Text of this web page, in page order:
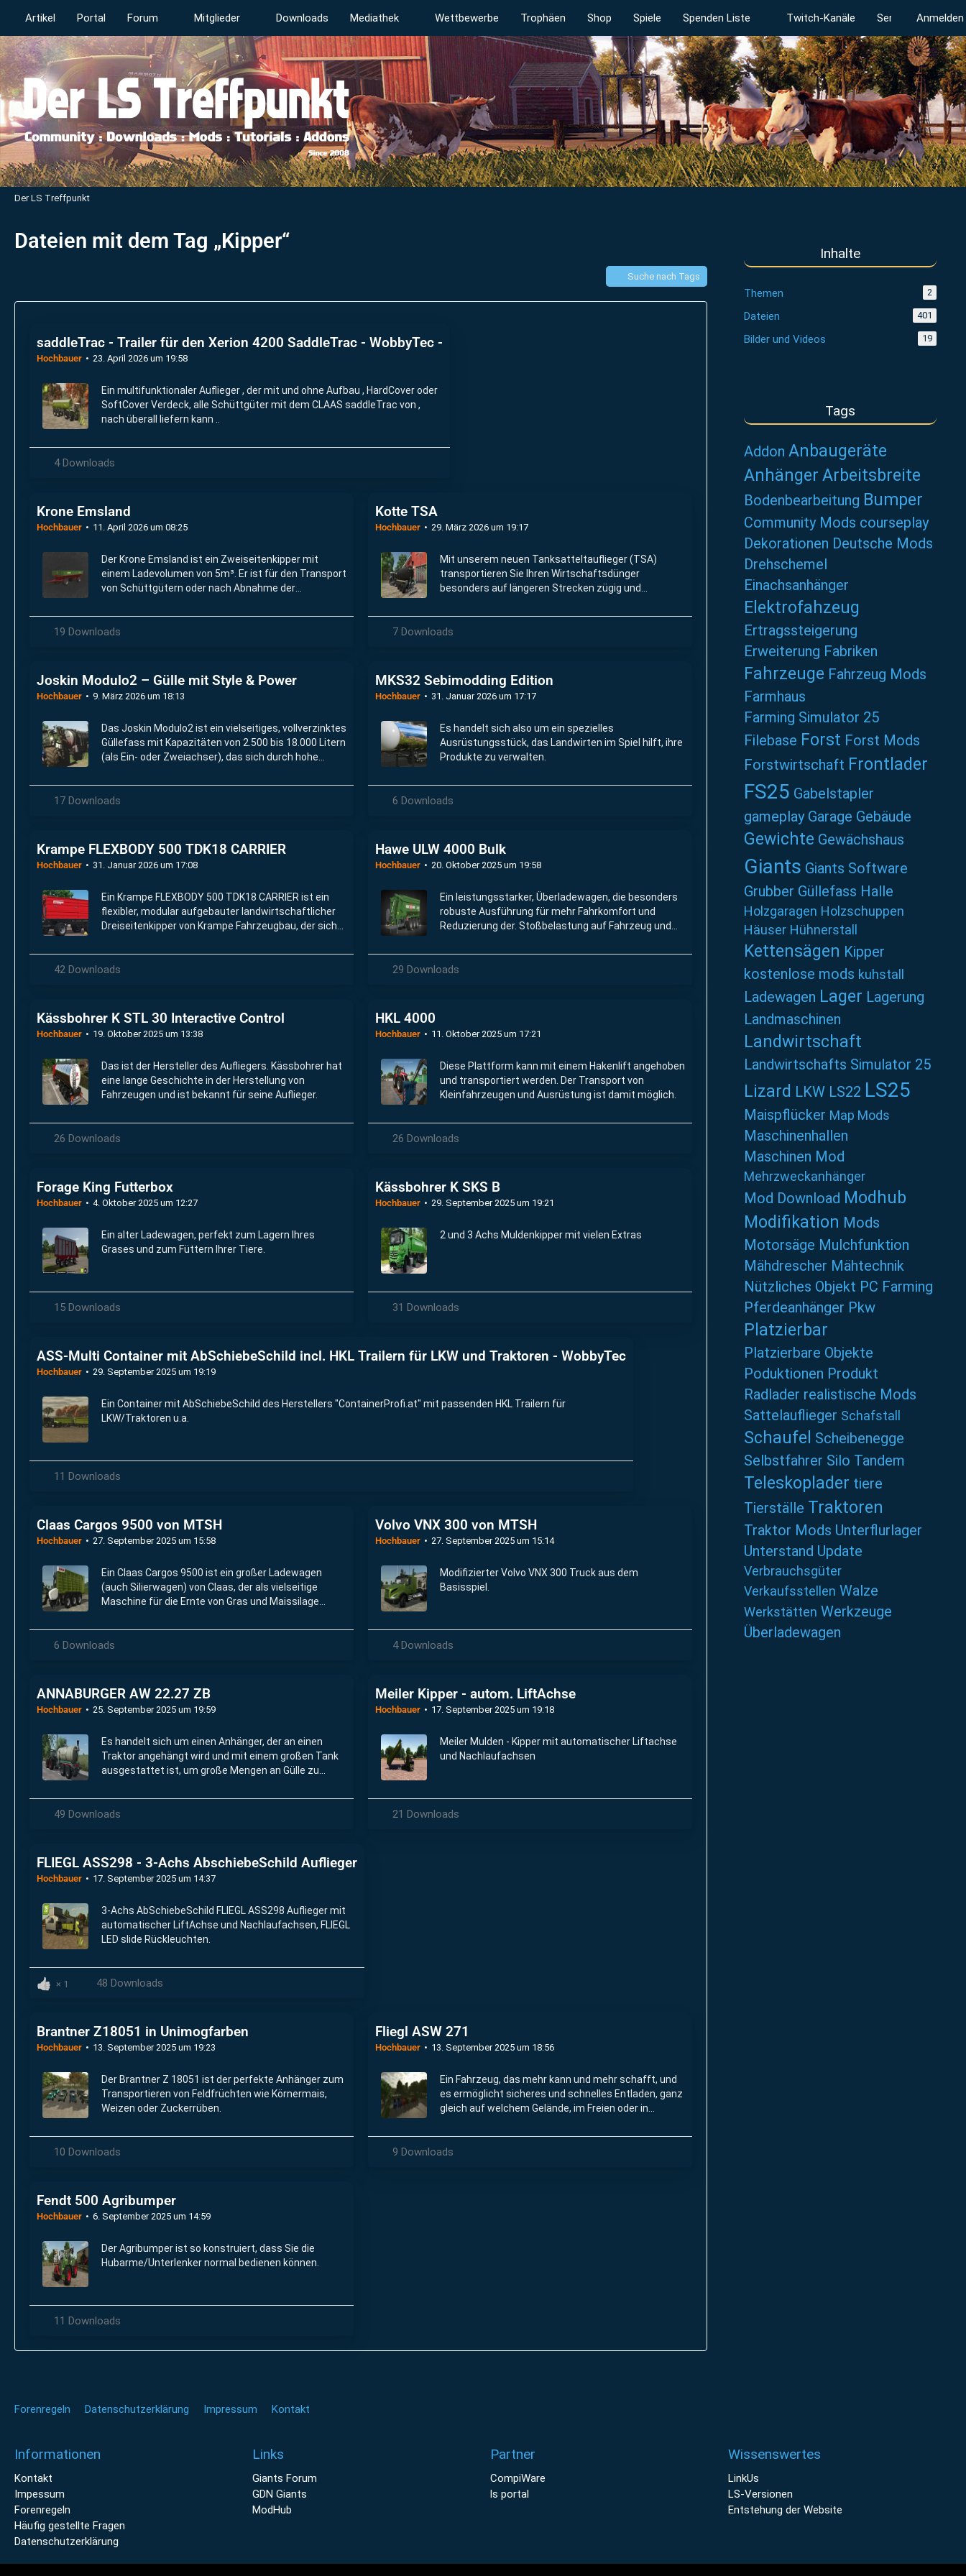
Artikel Portal Forum Mitglieder Downloads Mediathek Wettbewerbe Trophäen Shop Spiele Spenden Liste Twitch-Kanäle ServerstatusAnmelden
Der LS Treffpunkt
Dateien mit dem Tag „Kipper“
Suche nach Tags
saddleTrac - Trailer für den Xerion 4200 SaddleTrac - WobbyTec -
Hochbauer 23. April 2026 um 19:58
Ein multifunktionaler Auflieger , der mit und ohne Aufbau , HardCover oder
SoftCover Verdeck, alle Schüttgüter mit dem CLAAS saddleTrac von ,
nach überall liefern kann ..
4 Downloads
Krone Emsland
Hochbauer 11. April 2026 um 08:25
Der Krone Emsland ist ein Zweiseitenkipper mit
einem Ladevolumen von 5m³. Er ist für den Transport
von Schüttgütern oder nach Abnahme der
oder Ballen geeignet.
19 Downloads
Kotte TSA
Hochbauer 29. März 2026 um 19:17
Mit unserem neuen Tanksatteltauflieger (TSA)
transportieren Sie Ihren Wirtschaftsdünger
besonders auf längeren Strecken zügig und
7 Downloads
Joskin Modulo2 – Gülle mit Style & Power
Hochbauer 9. März 2026 um 18:13
Das Joskin Modulo2 ist ein vielseitiges, vollverzinktes
Güllefass mit Kapazitäten von 2.500 bis 18.000 Litern
(als Ein- oder Zweiachser), das sich durch hohe
17 Downloads
MKS32 Sebimodding Edition
Hochbauer 31. Januar 2026 um 17:17
Es handelt sich also um ein spezielles
Ausrüstungsstück, das Landwirten im Spiel hilft, ihre
Produkte zu verwalten.
6 Downloads
Krampe FLEXBODY 500 TDK18 CARRIER
Hochbauer 31. Januar 2026 um 17:08
Ein Krampe FLEXBODY 500 TDK18 CARRIER ist ein
flexibler, modular aufgebauter landwirtschaftlicher
Dreiseitenkipper von Krampe Fahrzeugbau, der sich
42 Downloads
Hawe ULW 4000 Bulk
Hochbauer 20. Oktober 2025 um 19:58
Ein leistungsstarker, Überladewagen, die besonders
robuste Ausführung für mehr Fahrkomfort und
Reduzierung der. Stoßbelastung auf Fahrzeug und
29 Downloads
Kässbohrer K STL 30 Interactive Control
Hochbauer 19. Oktober 2025 um 13:38
Das ist der Hersteller des Aufliegers. Kässbohrer hat
eine lange Geschichte in der Herstellung von
Fahrzeugen und ist bekannt für seine Auflieger.
26 Downloads
HKL 4000
Hochbauer 11. Oktober 2025 um 17:21
Diese Plattform kann mit einem Hakenlift angehoben
und transportiert werden. Der Transport von
Kleinfahrzeugen und Ausrüstung ist damit möglich.
26 Downloads
Forage King Futterbox
Hochbauer 4. Oktober 2025 um 12:27
Ein alter Ladewagen, perfekt zum Lagern Ihres
Grases und zum Füttern Ihrer Tiere.
15 Downloads
Kässbohrer K SKS B
Hochbauer 29. September 2025 um 19:21
2 und 3 Achs Muldenkipper mit vielen Extras
31 Downloads
ASS-Multi Container mit AbSchiebeSchild incl. HKL Trailern für LKW und Traktoren - WobbyTec
Hochbauer 29. September 2025 um 19:19
Ein Container mit AbSchiebeSchild des Herstellers "ContainerProfi.at" mit passenden HKL Trailern für
LKW/Traktoren u.a.
11 Downloads
Claas Cargos 9500 von MTSH
Hochbauer 27. September 2025 um 15:58
Ein Claas Cargos 9500 ist ein großer Ladewagen
(auch Silierwagen) von Claas, der als vielseitige
Maschine für die Ernte von Gras und Maissilage
6 Downloads
Volvo VNX 300 von MTSH
Hochbauer 27. September 2025 um 15:14
Modifizierter Volvo VNX 300 Truck aus dem
Basisspiel.
4 Downloads
ANNABURGER AW 22.27 ZB
Hochbauer 25. September 2025 um 19:59
Es handelt sich um einen Anhänger, der an einen
Traktor angehängt wird und mit einem großen Tank
ausgestattet ist, um große Mengen an Gülle zu
49 Downloads
Meiler Kipper - autom. LiftAchse
Hochbauer 17. September 2025 um 19:18
Meiler Mulden - Kipper mit automatischer Liftachse
und Nachlaufachsen
21 Downloads
FLIEGL ASS298 - 3-Achs AbschiebeSchild Auflieger
Hochbauer 17. September 2025 um 14:37
3-Achs AbSchiebeSchild FLIEGL ASS298 Auflieger mit
automatischer LiftAchse und Nachlaufachsen, FLIEGL
LED slide Rückleuchten.
1 48 Downloads
Brantner Z18051 in Unimogfarben
Hochbauer 13. September 2025 um 19:23
Der Brantner Z 18051 ist der perfekte Anhänger zum
Transportieren von Feldfrüchten wie Körnermais,
Weizen oder Zuckerrüben.
10 Downloads
Fliegl ASW 271
Hochbauer 13. September 2025 um 18:56
Ein Fahrzeug, das mehr kann und mehr schafft, und
es ermöglicht sicheres und schnelles Entladen, ganz
gleich auf welchem Gelände, im Freien oder in
9 Downloads
Fendt 500 Agribumper
Hochbauer 6. September 2025 um 14:59
Der Agribumper ist so konstruiert, dass Sie die
Hubarme/Unterlenker normal bedienen können.
11 Downloads
Inhalte
Themen 2
Dateien 401
Bilder und Videos 19
Tags
Addon Anbaugeräte
Anhänger Arbeitsbreite
Bodenbearbeitung Bumper
Community Mods courseplay
Dekorationen Deutsche Mods
Drehschemel
Einachsanhänger
Elektrofahzeug
Ertragssteigerung
Erweiterung Fabriken
Fahrzeuge Fahrzeug Mods
Farmhaus
Farming Simulator 25
Filebase Forst Forst Mods
Forstwirtschaft Frontlader
FS25 Gabelstapler
gameplay Garage Gebäude
Gewichte Gewächshaus
Giants Giants Software
Grubber Güllefass Halle
Holzgaragen Holzschuppen
Häuser Hühnerstall
Kettensägen Kipper
kostenlose mods kuhstall
Ladewagen Lager Lagerung
Landmaschinen
Landwirtschaft
Landwirtschafts Simulator 25
Lizard LKW LS22 LS25
Maispflücker Map Mods
Maschinenhallen
Maschinen Mod
Mehrzweckanhänger
Mod Download Modhub
Modifikation Mods
Motorsäge Mulchfunktion
Mähdrescher Mähtechnik
Nützliches Objekt PC Farming
Pferdeanhänger Pkw
Platzierbar
Platzierbare Objekte
Poduktionen Produkt
Radlader realistische Mods
Sattelauflieger Schafstall
Schaufel Scheibenegge
Selbstfahrer Silo Tandem
Teleskoplader tiere
Tierställe Traktoren
Traktor Mods Unterflurlager
Unterstand Update
Verbrauchsgüter
Verkaufsstellen Walze
Werkstätten Werkzeuge
Überladewagen
Forenregeln Datenschutzerklärung Impressum Kontakt
Informationen
Kontakt
Impessum
Forenregeln
Häufig gestellte Fragen
Datenschutzerklärung
Links
Giants Forum
GDN Giants
ModHub
Partner
CompiWare
ls portal
Wissenswertes
LinkUs
LS-Versionen
Entstehung der Website